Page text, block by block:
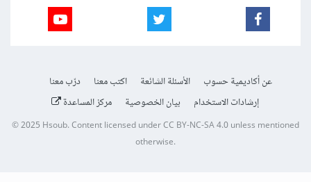
عن أكاديمية حسوب الأسئلة الشائعة اكتب معنا
درّب معنا
إرشادات الاستخدام
بيان الخصوصية مركز المساعدة
© 2025Hsoub.Content licensed underCC BY-NC-SA 4.0unless mentioned
otherwise.